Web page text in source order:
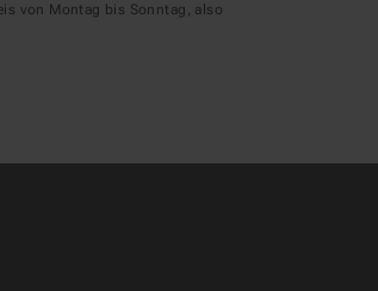
von Montag bis Sonntag, also